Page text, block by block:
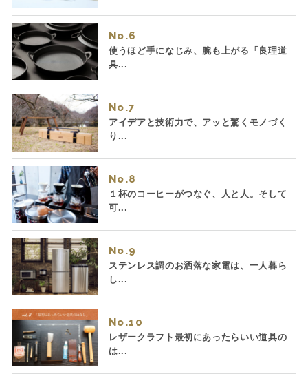
No.
使うほど手になじみ、腕も上がる「良理道
具...
No.
アイデアと技術力で、アッと驚くモノづく
り...
No.
１杯のコーヒーがつなぐ、人と人。そして
可...
No.
ステンレス調のお洒落な家電は、一人暮ら
し...
No.
レザークラフト最初にあったらいい道具の
は...